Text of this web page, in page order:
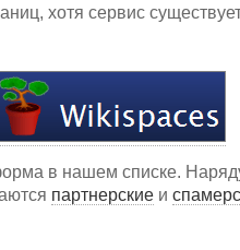
хотя сервис
в нашем списке.
партнерские и